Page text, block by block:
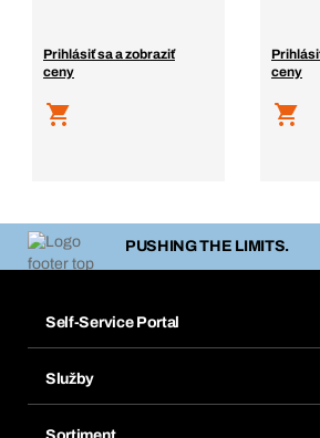
Prihlásiť sa a zobraziť
ceny
ceny
PUSHING THE LIMITS.
Self-Service Portal
Obľúbené
Služby